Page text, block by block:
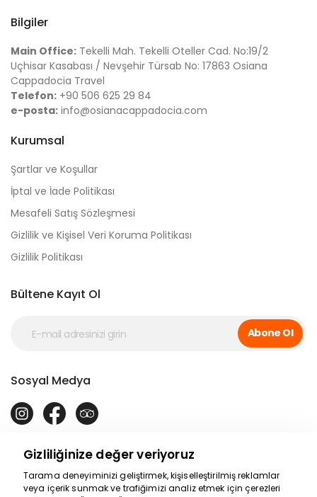
Bilgiler
Main Office: Tekelli Mah. Tekelli Oteller Cad. No:19/2
Uçhisar Kasabası / Nevşehir Türsab No: 17863 Osiana
Cappadocia Travel
Telefon: +90 506 625 29 84
e-posta: info@osianacappadocia.com
Kurumsal
Şartlar ve Koşullar
İptal ve İade Politikası
Mesafeli Satış Sözleşmesi
Gizlilik ve Kişisel Veri Koruma Politikası
Gizlilik Politikası
Bültene Kayıt Ol
Abone Ol
Sosyal Medya
Gizliliğinize değer veriyoruz
Tarama deneyiminizi geliştirmek, kişiselleştirilmiş reklamlar
veya içerik sunmak ve trafiğimizi analiz etmek için çerezleri